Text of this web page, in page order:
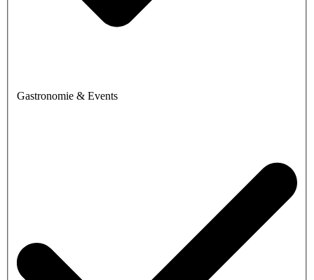
Gastronomie & Events